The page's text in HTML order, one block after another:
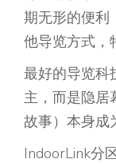
期无形的便利
他导览方式，
最好的导览科
主，而是隐居
故事）本身成
IndoorLink分